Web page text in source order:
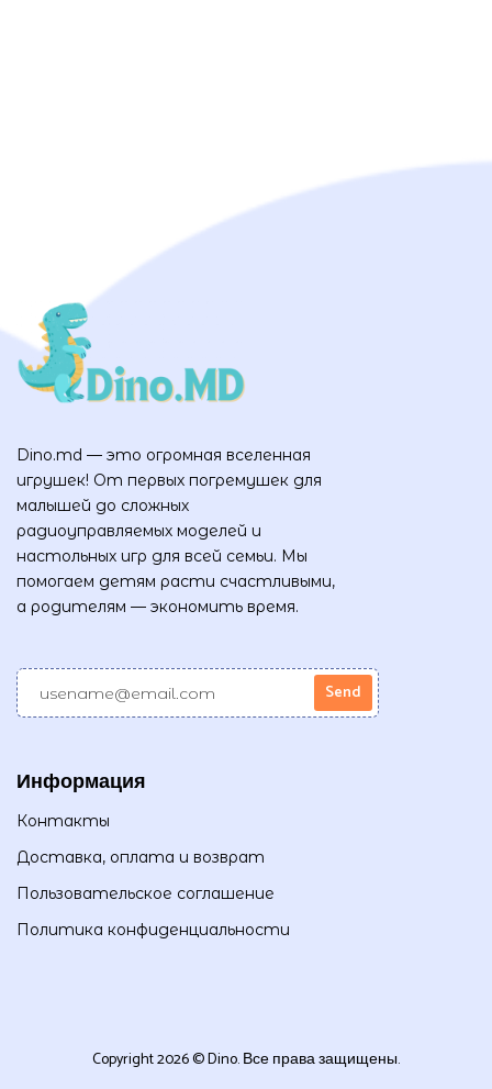
Dino.md — это огромная вселенная
игрушек! От первых погремушек для
малышей до сложных
радиоуправляемых моделей и
настольных игр для всей семьи. Мы
помогаем детям расти счастливыми,
а родителям — экономить время.
Информация
Контакты
Доставка, оплата и возврат
Пользовательское соглашение
Политика конфиденциальности
Copyright 2026 © Dino. Все права защищены.